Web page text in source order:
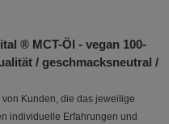
® MCT-Öl - vegan 100-
/ geschmacksneutral /
Kunden, die das jeweilige
individuelle Erfahrungen und